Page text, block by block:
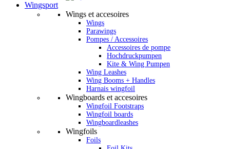
Wingsport
Wings et accesoires
Wings
Parawings
Pompes / Accessoires
Accessoires de pompe
Hochdruckpumpen
Kite & Wing Pumpen
Wing Leashes
Wing Booms + Handles
Harnais wingfoil
Wingboards et accesoires
Wingfoil Footstraps
Wingfoil boards
Wingboardleashes
Wingfoils
Foils